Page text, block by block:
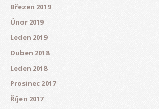
Březen 2019
Únor 2019
Leden 2019
Duben 2018
Leden 2018
Prosinec 2017
Říjen 2017